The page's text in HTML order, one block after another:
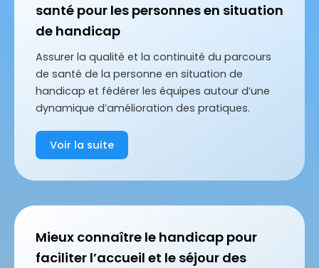
santé pour les personnes en situation
de handicap
Assurer la qualité et la continuité du parcours
de santé de la personne en situation de
handicap et fédérer les équipes autour d’une
dynamique d’amélioration des pratiques.
Voir la suite
Mieux connaître le handicap pour
faciliter l’accueil et le séjour des